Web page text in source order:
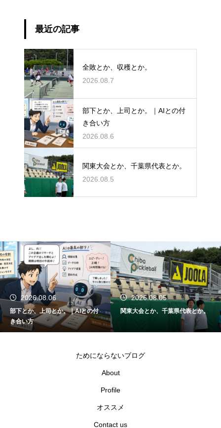
最近の記事
全敗とか、収穫とか。
2026.08.7
部下とか、上司とか。｜AIとの付
き合い方
2026.08.6
関東大会とか、千葉県代表とか。
2026.08.5
｜AIとの付
2026.08.05
関東大会とか、千葉県代表とか。
2026.08.04
SOLINCO HYPER-
った。｜担々麺と
スとか。
ためにならないブログ
About
Profile
オススメ
Contact us